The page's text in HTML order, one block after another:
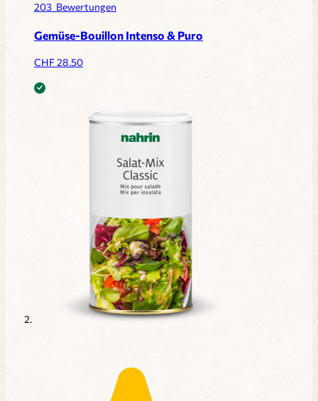
203 Bewertungen
Gemüse-Bouillon Intenso & Puro
CHF28.50